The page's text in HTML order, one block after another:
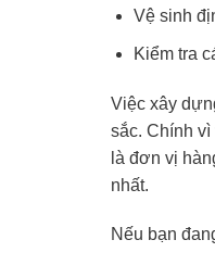
Vệ sinh
Kiểm tra
Việc xây
sắc. Chính
là đơn vị
nhất.
Nếu bạn